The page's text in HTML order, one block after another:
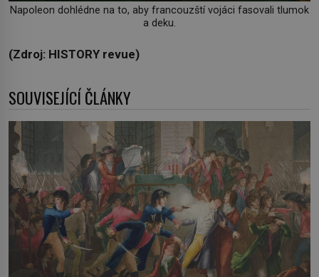
Napoleon dohlédne na to, aby francouzští vojáci fasovali tlumok
a deku.
(Zdroj: HISTORY revue)
SOUVISEJÍCÍ ČLÁNKY